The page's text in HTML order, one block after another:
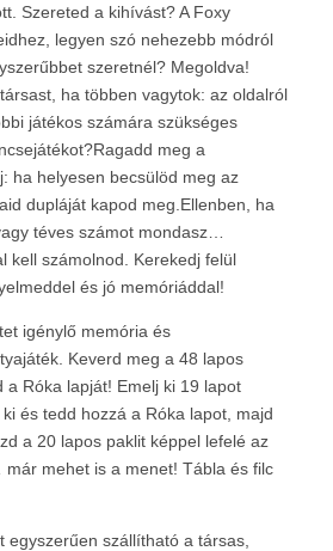
Szereted a kihívást? A Foxy
legyen szó nehezebb módról
szeretnél? Megoldva!
ha többen vagytok: az oldalról
játékos számára szükséges
meg a
ha helyesen becsülöd meg az
dupláját kapod meg.Ellenben, ha
téves számot mondasz…
kell számolnod. Kerekedj felül
és jó memóriáddal!
igénylő memória és
Keverd meg a 48 lapos
a Róka lapját! Emelj ki 19 lapot
és tedd hozzá a Róka lapot, majd
a 20 lapos paklit képpel lefelé az
mehet is a menet! Tábla és filc
egyszerűen szállítható a társas,